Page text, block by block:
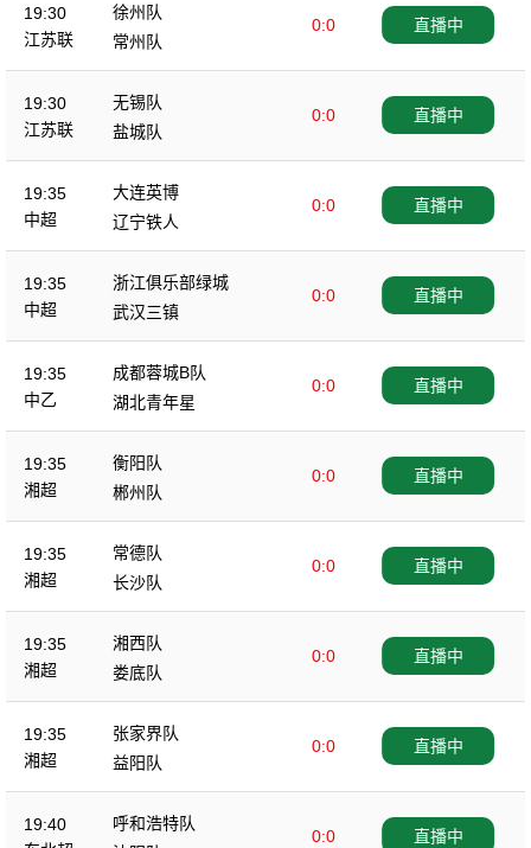
19:30
江苏联
徐州队
0:0
常州队
直播中
19:30
江苏联
无锡队
0:0
盐城队
直播中
19:35
中超
大连英博
0:0
辽宁铁人
直播中
19:35
中超
浙江俱乐部绿城
0:0
武汉三镇
直播中
19:35
中乙
成都蓉城B队
0:0
湖北青年星
直播中
19:35
湘超
衡阳队
0:0
郴州队
直播中
19:35
湘超
常德队
0:0
长沙队
直播中
19:35
湘超
湘西队
0:0
娄底队
直播中
19:35
湘超
张家界队
0:0
益阳队
直播中
19:40
呼和浩特队
0:0
直播中